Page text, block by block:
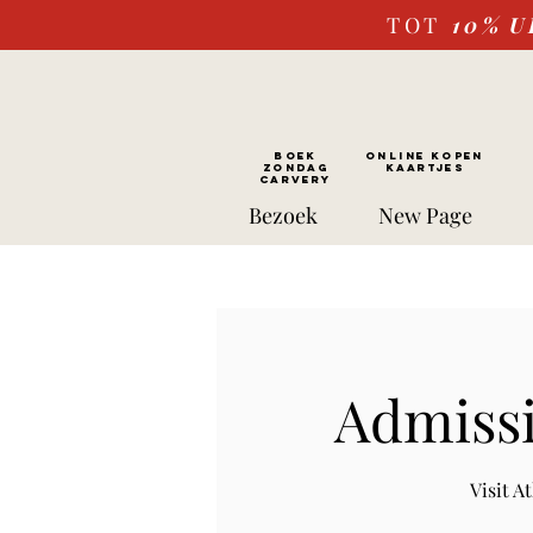
TOT 10%
BOEK
ZONDAG
CARVERY
ONLINE kopen
Kaartjes
Bezoek New Page
Visit